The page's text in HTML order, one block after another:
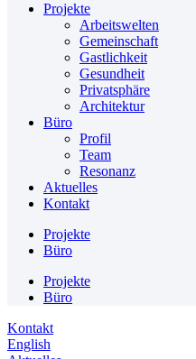
Projekte
Arbeitswelten
Gemeinschaft
Gastlichkeit
Gesundheit
Privatsphäre
Architektur
Büro
Profil
Team
Resonanz
Aktuelles
Kontakt
Projekte
Büro
Projekte
Büro
Kontakt
English